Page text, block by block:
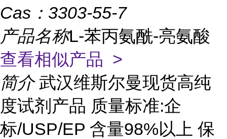
Cas： 3303-55-7
产品名称L-苯丙氨酰-亮氨酸
查看相似产品 >
简介 武汉维斯尔曼现货高纯
度试剂产品 质量标准:企
标/USP/EP 含量98%以上 保